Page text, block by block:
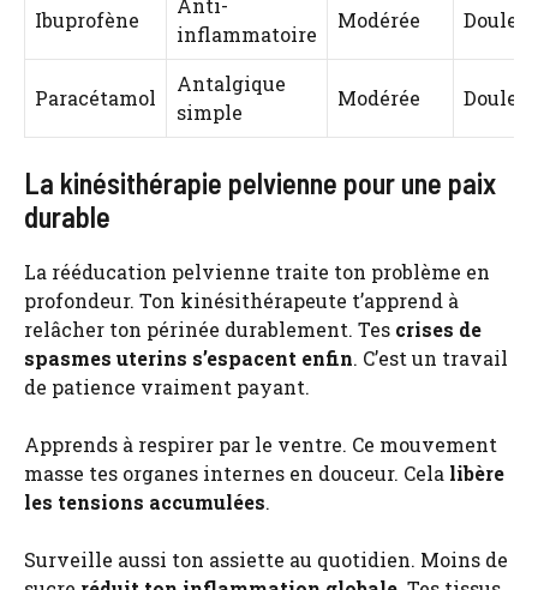
Ibuprofène
Anti-
inflammatoire
Modérée
Paracétamol
Antalgique
simple
Modérée
La kinésithérapie pelvienne pour une paix
durable
La rééducation pelvienne traite ton problème en
profondeur. Ton kinésithérapeute t’apprend à
relâcher ton périnée durablement. Tes crises de
spasmes uterins s’espacent enfin. C’est un travail
de patience vraiment payant.
Apprends à respirer par le ventre. Ce mouvement
masse tes organes internes en douceur. Cela libère
les tensions accumulées.
Surveille aussi ton assiette au quotidien. Moins de